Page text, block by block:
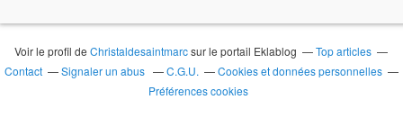
Voir le profil deChristaldesaintmarcsur le portail Eklablog
Top articles
Contact
Signaler un abus C.G.U.
Cookies et données personnelles
Préférences cookies